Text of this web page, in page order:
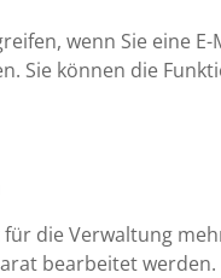
wenn Sie eine
Sie können die
die Verwaltung
bearbeitet